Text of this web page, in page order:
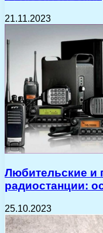
21.11.2023
Любительские и
радиостанции:
25.10.2023